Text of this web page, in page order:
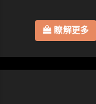
瞭解更多